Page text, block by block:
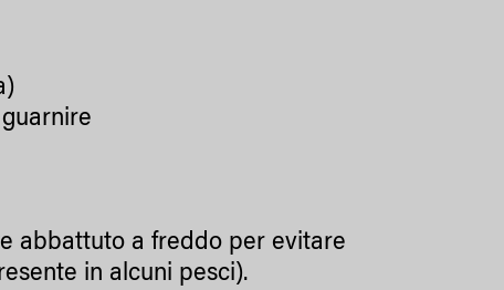
abbattuto a freddo per evitare
in alcuni pesci).